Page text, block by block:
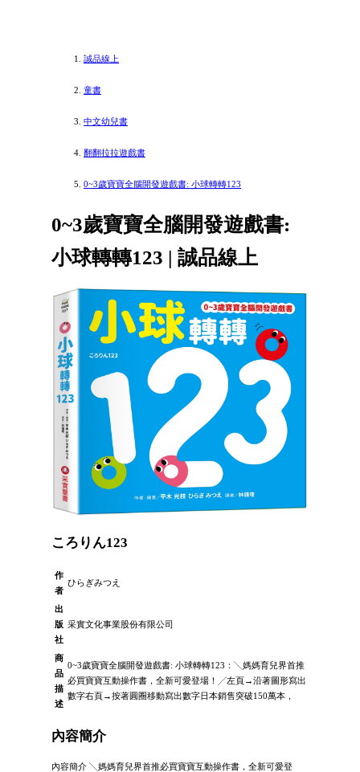
誠品線上
童書
中文幼兒書
翻翻拉拉遊戲書
0~3歲寶寶全腦開發遊戲書: 小球轉轉123
0~3歲寶寶全腦開發遊戲書:
小球轉轉123 | 誠品線上
ころりん123
作
者
ひらぎみつえ
出
版
社
采實文化事業股份有限公司
商
品
描
述
0~3歲寶寶全腦開發遊戲書: 小球轉轉123：╲媽媽育兒界首推
必買寶寶互動操作書，全新可愛登場！╱左頁→沿著圖形寫出
數字右頁→按著圓圈移動寫出數字日本銷售突破150萬本，
內容簡介
內容簡介 ╲媽媽育兒界首推必買寶寶互動操作書，全新可愛登